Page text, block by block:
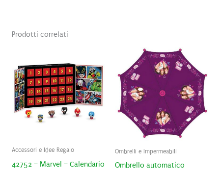
Prodotti correlati
Accessori e Idee Regalo
42752 – Marvel – Calendario
Ombrelli e Impermeabili
Ombrello automatico